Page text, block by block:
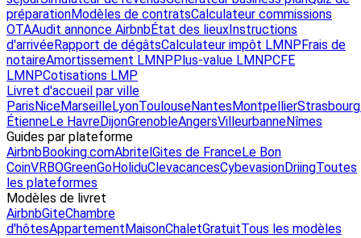
préparationModèles de contratsCalculateur commissions
OTAAudit annonce AirbnbÉtat des lieux Instructions
d'arrivéeRapport de dégâtsCalculateur impôt LMNPFrais de
notaireAmortissement LMNPPlus-value LMNPCFE
LMNPCotisations LMP
Livret d'accueil par ville
Paris NiceMarseilleLyonToulouseNantes MontpellierStrasbourg
ÉtienneLe HavreDijonGrenobleAngersVilleurbanneNîmes
Guides par plateforme
AirbnbBooking.comAbritel Gites de FranceLe Bon
CoinVRBOGreenGoHoliduClevacancesCybevasionDriingToutes
les plateformes
Modèles de livret
AirbnbGiteChambre
d'hôtesAppartement MaisonChaletGratuitTous les modèles